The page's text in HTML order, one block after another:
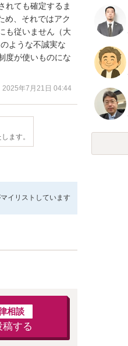
れても確定するま
め、それではアク
も従いません（大
ような不誠実な
度が使いものにな
2025年7月21日 04:44
ます。
マイリストしています
相談
稿する